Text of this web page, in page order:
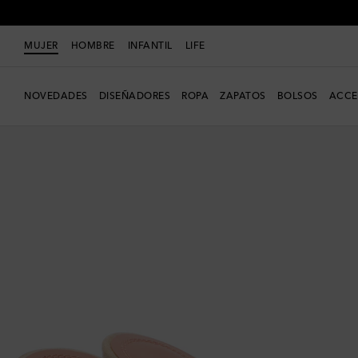
MUJER HOMBRE INFANTIL LIFE
NOVEDADES DISEÑADORES ROPA ZAPATOS BOLSOS